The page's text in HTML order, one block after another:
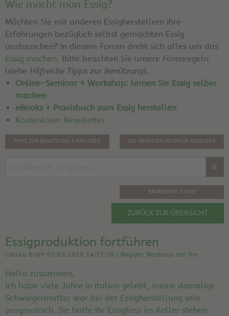
Wie macht man Essig?
Möchten Sie mit anderen Essigherstellern Ihre
Erfahrungen bezüglich selbst gemachten Essig
austauschen? In diesem Forum dreht sich alles um das
Essig machen. Bitte beachten Sie unsere Forenregeln
(siehe Hilfreiche Tipps zur Benützung).
Online-Seminar + Workshop: lernen Sie Essig selber
machen
eBooks + Praxisbuch zum Essig herstellen
Kostenloser Newsletter
TIPPS ZUR BENUTZUNG & RSS-FEED DIE NEUESTEN BEITRÄGE ANZEIGEN
ERWEITERTE SUCHE
ZURÜCK ZUR ÜBERSICHT
Essigproduktion fortführen
Carola B am 05.03.2018 14:17:58 | Region: Neuhaus am Inn
Hallo zusammen,
ich habe viele Jahre in Italien gelebt, meine damalige
Schwiegermutter war bei der Essigherstellung sehr
pragmatisch. Sie hatte ihr Essigfass im Keller stehen